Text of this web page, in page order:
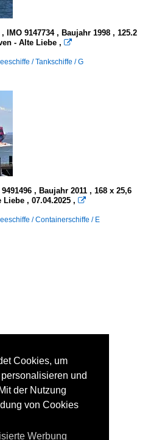
IMO 9147734 , Baujahr 1998 , 125.2
- Alte Liebe , 
/ Tankschiffe / G
, Baujahr 2011 , 168 x 25,6
, 07.04.2025 , 
/ Containerschiffe / E
Cookies, um
und
der Nutzung
von Cookies
Werbung